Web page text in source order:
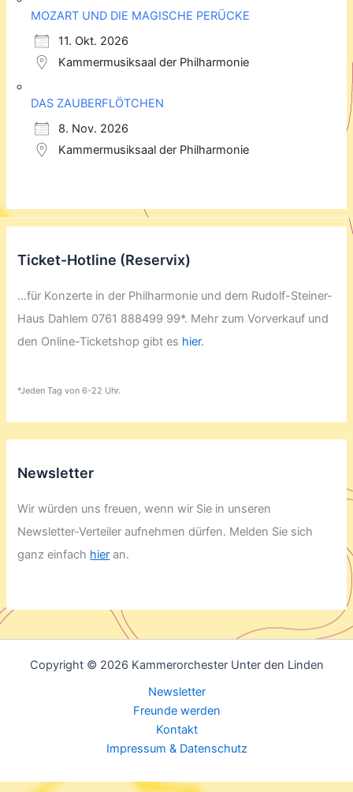
MOZART UND DIE MAGISCHE PERÜCKE
11. Okt. 2026
Kammermusiksaal der Philharmonie
DAS ZAUBERFLÖTCHEN
8. Nov. 2026
Kammermusiksaal der Philharmonie
Ticket-Hotline (Reservix)
...für Konzerte in der Philharmonie und dem Rudolf-Steiner-
Haus Dahlem 0761 888499 99*. Mehr zum Vorverkauf und
den Online-Ticketshop gibt es hier.
*Jeden Tag von 6-22 Uhr.
Newsletter
Wir würden uns freuen, wenn wir Sie in unseren
Newsletter-Verteiler aufnehmen dürfen. Melden Sie sich
ganz einfach hier an.
Copyright © 2026 Kammerorchester Unter den Linden
Newsletter
Freunde werden
Kontakt
Impressum & Datenschutz